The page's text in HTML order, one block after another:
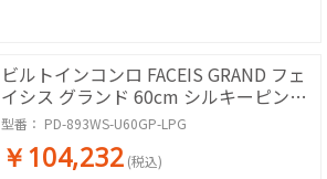
ビルトインコンロ FACEIS GRAND フェ
イシス グランド 60cm シルキーピンク
プロパン用【日本製】台数限定!!ラ・ク
ックグランサービス!
型番： PD-893WS-U60GP-LPG
￥104,232 (税込)